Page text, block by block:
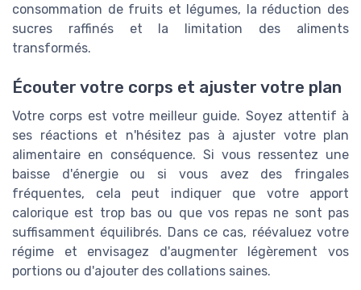
consommation de fruits et légumes, la réduction des
sucres raffinés et la limitation des aliments
transformés.
Écouter votre corps et ajuster votre plan
Votre corps est votre meilleur guide. Soyez attentif à
ses réactions et n'hésitez pas à ajuster votre plan
alimentaire en conséquence. Si vous ressentez une
baisse d'énergie ou si vous avez des fringales
fréquentes, cela peut indiquer que votre apport
calorique est trop bas ou que vos repas ne sont pas
suffisamment équilibrés. Dans ce cas, réévaluez votre
régime et envisagez d'augmenter légèrement vos
portions ou d'ajouter des collations saines.